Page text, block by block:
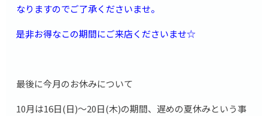
なりますのでご了承くださいませ。
是非お得なこの期間にご来店くださいませ☆
最後に今月のお休みについて
10月は16日(日)〜20日(木)の期間、遅めの夏休みという事